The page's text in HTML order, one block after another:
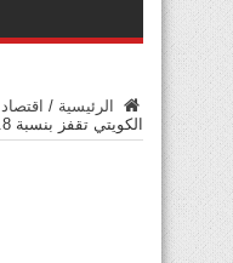
الرئيسية / اقتصاد
الكويتي تقفز بنسبة 88.8 في المئة